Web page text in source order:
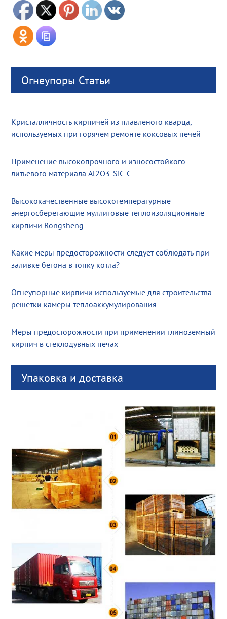
Огнеупоры Статьи
Кристалличность кирпичей из плавленого кварца,
используемых при горячем ремонте коксовых печей
Применение высокопрочного и износостойкого
литьевого материала Al2O3-SiC-C
Высококачественные высокотемпературные
энергосберегающие муллитовые теплоизоляционные
кирпичи Rongsheng
Какие меры предосторожности следует соблюдать при
заливке бетона в топку котла?
Огнеупорные кирпичи используемые для строительства
решетки камеры теплоаккумулирования
Меры предосторожности при применении глиноземный
кирпич в стеклодувных печах
Упаковка и доставка